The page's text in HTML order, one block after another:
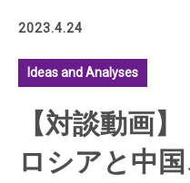
2023.4.24
Ideas and Analyses
【対談動画】
ロシアと中